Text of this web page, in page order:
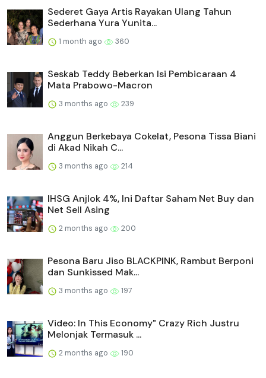
Sederet Gaya Artis Rayakan Ulang Tahun
Sederhana Yura Yunita...
1 month ago 360
Seskab Teddy Beberkan Isi Pembicaraan 4
Mata Prabowo-Macron
3 months ago 239
Anggun Berkebaya Cokelat, Pesona Tissa Biani
di Akad Nikah C...
3 months ago 214
IHSG Anjlok 4%, Ini Daftar Saham Net Buy dan
Net Sell Asing
2 months ago 200
Pesona Baru Jiso BLACKPINK, Rambut Berponi
dan Sunkissed Mak...
3 months ago 197
Video: In This Economy" Crazy Rich Justru
Melonjak Termasuk ...
2 months ago 190